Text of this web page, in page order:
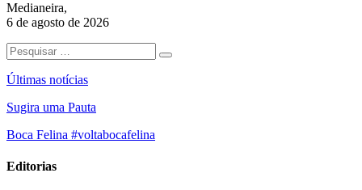
Medianeira,
6 de agosto de 2026
Últimas notícias
Sugira uma Pauta
Boca Felina #voltabocafelina
Editorias